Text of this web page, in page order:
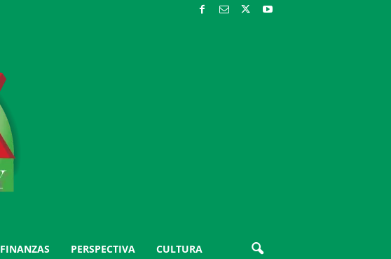
FINANZAS PERSPECTIVA CULTURA